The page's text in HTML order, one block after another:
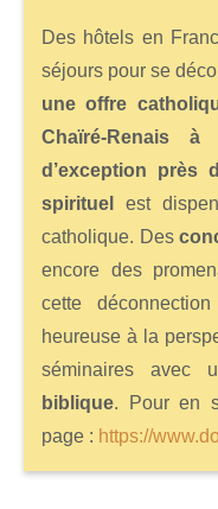
Des hôtels en
séjours pour se
une offre
Chaïré-Renais
d’exception près
spirituel
est
catholique. Des
encore des
cette
heureuse à la
séminaires avec
biblique. Pour en
page : https://